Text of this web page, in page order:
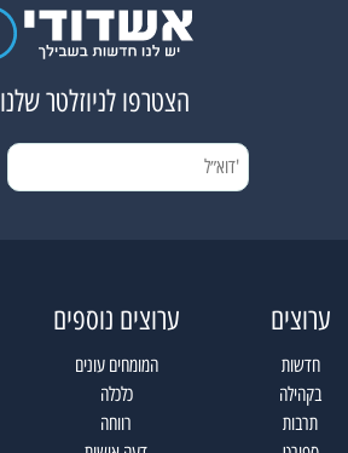
הצטרפו לניוזלטר שלנו
ערוצים
חדשות
בקהילה
תרבות
ערוצים נוספים
המומחים עונים
כלכלה
רווחה